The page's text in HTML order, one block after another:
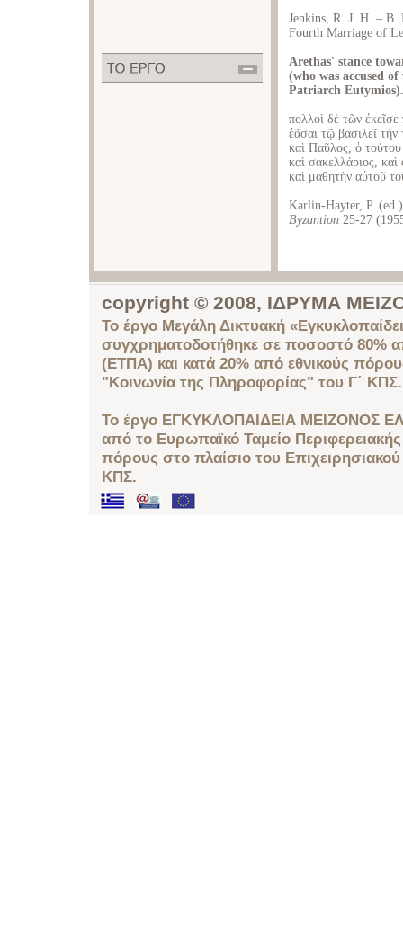
Jenkins, R. J. H. – B.
Fourth Marriage of
Arethas' stance
(who was accused
Patriarch Eutymios).
πολλοὶ δὲ τῶν
ἐᾶσαι τῷ βασιλεῖ τὴν
καὶ Παῦλος, ὁ
καὶ σακελλάριος,
καὶ μαθητὴν αὐτοῦ
Karlin-Hayter, P.
Byzantion 25-27
copyright © 2008, ΙΔΡΥΜΑ
Το έργο Μεγάλη Δικτυακή
συγχρηματοδοτήθηκε σε ποσοστό 80%
(ΕΤΠΑ) και κατά 20% από εθνικούς
"Κοινωνία της Πληροφορίας" του Γ΄ ΚΠΣ.
Το έργο ΕΓΚΥΚΛΟΠΑΙΔΕΙΑ ΜΕΙΖΟΝΟΣ
από το Ευρωπαϊκό Ταμείο
πόρους στο πλαίσιο του
ΚΠΣ.